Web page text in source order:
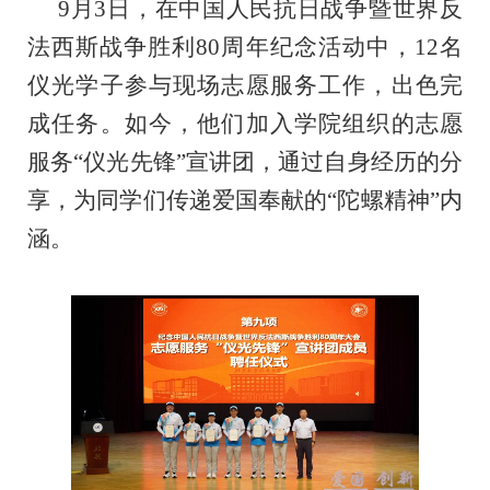
9月3日，在中国人民抗日战争暨世界反
法西斯战争胜利80周年纪念活动中，12名
仪光学子参与现场志愿服务工作，出色完
成任务。如今，他们加入学院组织的志愿
服务“仪光先锋”宣讲团，通过自身经历的分
享，为同学们传递爱国奉献的“陀螺精神”内
涵。